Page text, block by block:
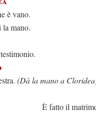
è vano.
la mano.
(Dà la mano a
il